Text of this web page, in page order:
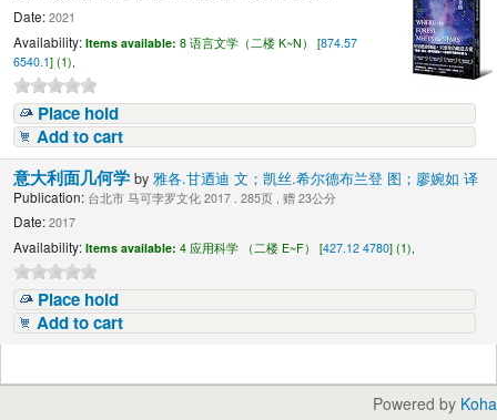
Date: 2021
Availability: Items available: 8 语言文学（二楼 K~N） [874.57
6540.1] (1),
Place hold
Add to cart
意大利面几何学by雅各.甘迺迪 文；凯丝.希尔德布兰登 图；廖婉如 译
Publication: 台北市 马可孛罗文化 2017 . 285页 , 赠 23公分
Date: 2017
Availability: Items available: 4 应用科学 （二楼 E~F） [427.12 4780] (1),
Place hold
Add to cart
Powered by Koha